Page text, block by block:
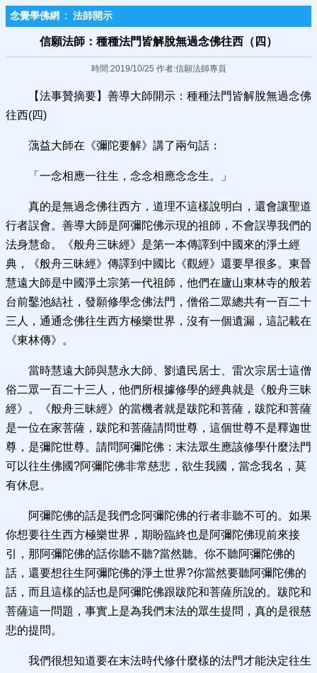
念覺學佛網 : 法師開示
信願法師：種種法門皆解脫無過念佛往西（四）
時間:2019/10/25 作者:信願法師專頁
【法事贊摘要】善導大師開示：種種法門皆解脫無過念佛
往西(四)
蕅益大師在《彌陀要解》講了兩句話：
「一念相應一往生，念念相應念念生。」
真的是無過念佛往西方，道理不這樣說明白，還會讓聖道
行者誤會。善導大師是阿彌陀佛示現的祖師，不會誤導我們的
法身慧命。《般舟三昧經》是第一本傳譯到中國來的淨土經
典，《般舟三昧經》傳譯到中國比《觀經》還要早很多。東晉
慧遠大師是中國淨土宗第一代祖師，他們在廬山東林寺的般若
台前鑿池結社，發願修學念佛法門，僧俗二眾總共有一百二十
三人，通通念佛往生西方極樂世界，沒有一個遺漏，這記載在
《東林傳》。
當時慧遠大師與慧永大師、劉遺民居士、雷次宗居士這僧
俗二眾一百二十三人，他們所根據修學的經典就是《般舟三昧
經》。《般舟三昧經》的當機者就是跋陀和菩薩，跋陀和菩薩
是一位在家菩薩，跋陀和菩薩請問世尊，這個世尊不是釋迦世
尊，是彌陀世尊。請問阿彌陀佛：末法眾生應該修學什麼法門
可以往生佛國?阿彌陀佛非常慈悲，欲生我國，當念我名，莫
有休息。
阿彌陀佛的話是我們念阿彌陀佛的行者非聽不可的。如果
你想要往生西方極樂世界，期盼臨終也是阿彌陀佛現前來接
引，那阿彌陀佛的話你聽不聽?當然聽。你不聽阿彌陀佛的
話，還要想往生阿彌陀佛的淨土世界?你當然要聽阿彌陀佛的
話，而且這樣的話也是阿彌陀佛跟跋陀和菩薩所說的。跋陀和
菩薩這一問題，事實上是為我們末法的眾生提問，真的是很慈
悲的提問。
我們很想知道要在末法時代修什麼樣的法門才能決定往生